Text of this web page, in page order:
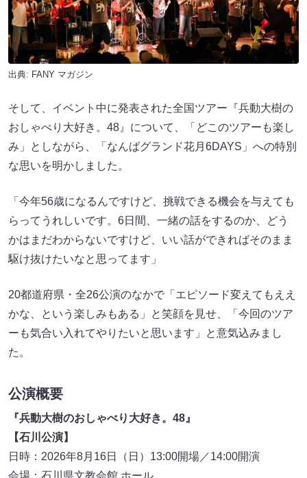
出典: FANY マガジン
そして、イベント中に発表された全国ツアー『兵動大樹の
おしゃべり大好き。48』について、「どこのツアーも楽し
み」としながら、「なんばグランド花月6DAYS」への特別
な思いを明かしました。
「今年56歳になるんですけど、挑戦できる機会を与えても
らってうれしいです。6日間、一緒の話をするのか、どう
かはまだわからないですけど、いい話ができればそのまま
駆け抜けたいなと思ってます」
20都道府県・全26公演のなかで「エピソード変えてもええ
かな、という楽しみもある」と笑顔を見せ、「今回のツア
ーも気合い入れてやりたいと思います」と意気込みまし
た。
公演概要
『兵動大樹のおしゃべり大好き。48』
【石川公演】
日時：2026年8月16日（日）13:00開場／14:00開演
会場：石川県文教会館 ホール